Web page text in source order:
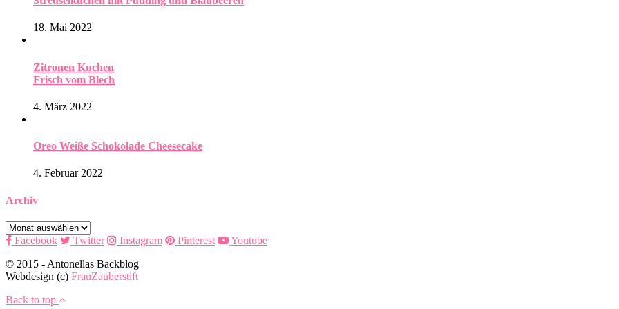
18. Mai 2022
Zitronen Kuchen
Frisch vom Blech
4. März 2022
Oreo Weiße Schokolade Cheesecake
4. Februar 2022
Archiv
Archiv
Facebook
Twitter Instagram Pinterest
Youtube
© 2015 - Antonellas Backblog
Webdesign (c) FrauZauberstift
Back to top